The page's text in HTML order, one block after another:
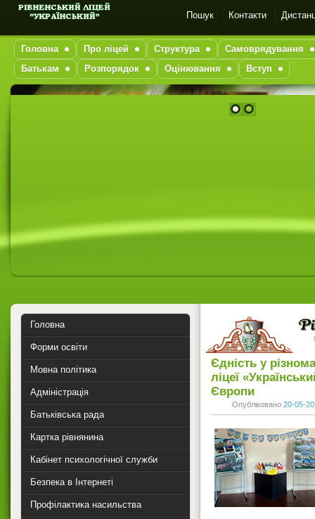
Пошук Контакти
Головна Про ліцей Структура
Самоврядування
Батькам
Розпорядок Оцінювання Вступ
Єдність у
ліцеї
Європи
Опубліковано 20-05-
Головна
Форми освіти
Мовна політика
Адміністрація
Батьківська рада
Картка рівнянина
Кабінет психологічної служби
Безпека в Інтернеті
Профілактика насильства